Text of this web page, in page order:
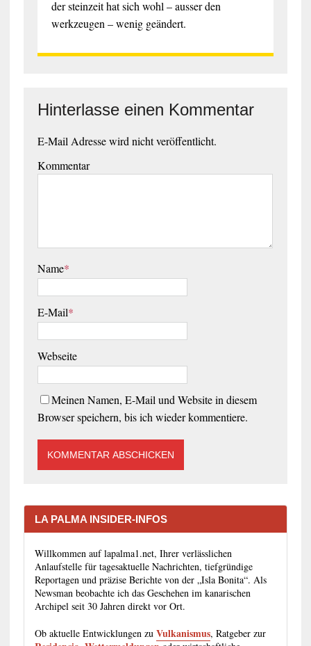
der steinzeit hat sich wohl – ausser den
werkzeugen – wenig geändert.
Hinterlasse einen Kommentar
E-Mail Adresse wird nicht veröffentlicht.
Kommentar
Name*
E-Mail*
Webseite
Meinen Namen, E-Mail und Website in diesem
Browser speichern, bis ich wieder kommentiere.
LA PALMA INSIDER-INFOS
Willkommen auf lapalma1.net, Ihrer verlässlichen
Anlaufstelle für tagesaktuelle Nachrichten, tiefgründige
Reportagen und präzise Berichte von der „Isla Bonita“. Als
Newsman beobachte ich das Geschehen im kanarischen
Archipel seit 30 Jahren direkt vor Ort.
Ob aktuelle Entwicklungen zu Vulkanismus, Ratgeber zur